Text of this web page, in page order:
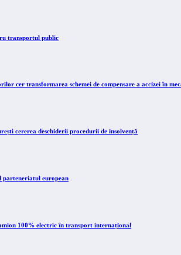
transportul public
cer transformarea schemei de compensare a accizei în
cererea deschiderii procedurii de insolvență
parteneriatul european
100% electric în transport internațional